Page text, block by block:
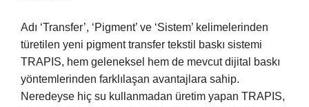
Adı ‘Transfer’, ‘Pigment’ ve ‘Sistem’ kelimelerinden
türetilen yeni pigment transfer tekstil baskı sistemi
TRAPIS, hem geleneksel hem de mevcut dijital baskı
yöntemlerinden farklılaşan avantajlara sahip.
Neredeyse hiç su kullanmadan üretim yapan TRAPIS,